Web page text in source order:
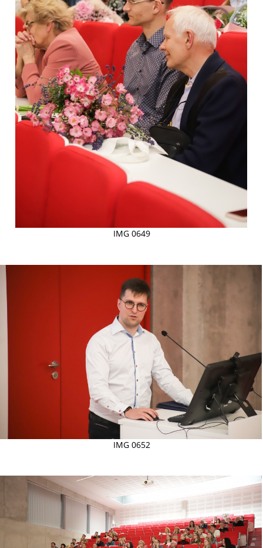
IMG 0649
IMG 0652